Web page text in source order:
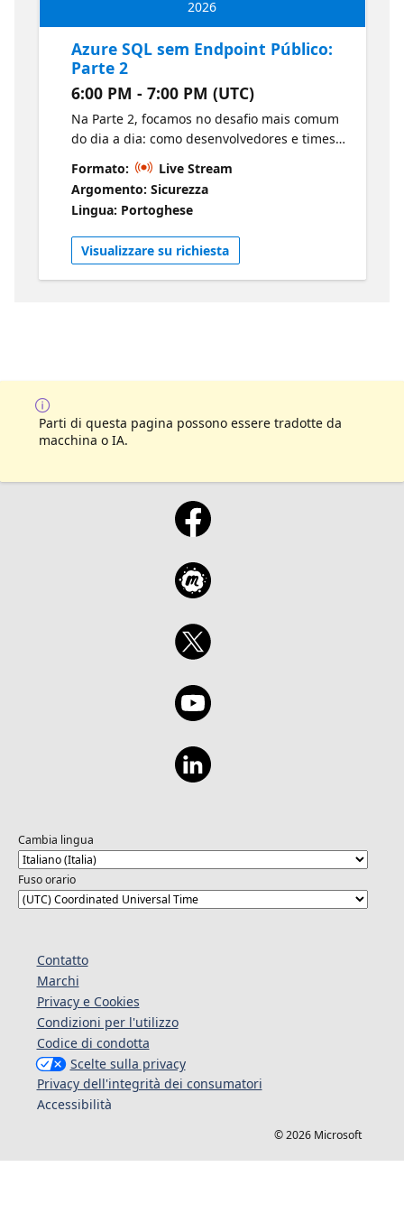
e um checklist conciso que você pode
diferentes ambientes.
2026
Azure SQL sem Endpoint Público:
Parte 2
6:00 PM - 7:00 PM (UTC)
Na Parte 2, focamos no desafio mais comum
do dia a dia: como desenvolvedores e times
de operações acessam o Azure SQL com
segurança, sem expor o banco
publicamente. Vamos configurar o Microsoft
Entra Private Access para publicar o Azure
SQL como um recurso acessível de forma
privada e controlada por identidade,
permitindo conexões de ferramentas como
Formato:
Live Stream
Argomento: Sicurezza
Lingua: Portoghese
Visualizzare su richiesta
Parti di questa pagina possono essere tradotte da
macchina o IA.
Cambia lingua
Fuso orario
Contatto
Marchi
Privacy e Cookies
Condizioni per l'utilizzo
Codice di condotta
Scelte sulla privacy
Privacy dell'integrità dei consumatori
Accessibilità
© 2026 Microsoft